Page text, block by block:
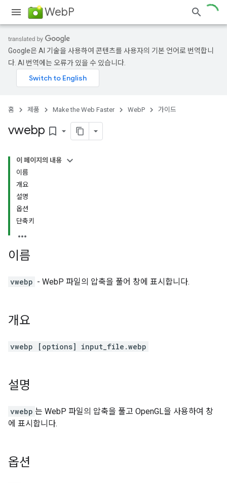
WebP
Google은 AI 기술을 사용하여 콘텐츠를 사용자의 기본 언어로 번역합니
다. AI 번역에는 오류가 있을 수 있습니다.
홈 제품 Make the Web Faster WebP 가이드
vwebp bookmark_border
이 페이지의 내용
이름
개요
설명
옵션
단축키
이름
vwebp - WebP 파일의 압축을 풀어 창에 표시합니다.
개요
vwebp [options] input_file.webp
설명
vwebp 는 WebP 파일의 압축을 풀고 OpenGL을 사용하여 창
에 표시합니다.
옵션